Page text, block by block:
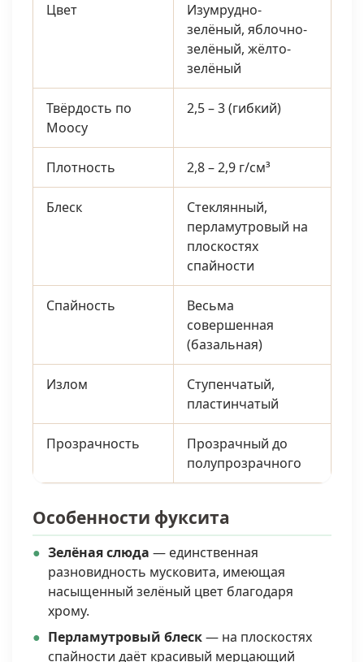
Цвет
Изумрудно-
зелёный, яблочно-
зелёный, жёлто-
зелёный
Твёрдость по
Моосу
2,5 – 3 (гибкий)
Плотность 2,8 – 2,9 г/см³
Блеск
Стеклянный,
перламутровый на
плоскостях
спайности
Спайность
Весьма
совершенная
(базальная)
Излом
Ступенчатый,
пластинчатый
Прозрачность
Прозрачный до
полупрозрачного
Особенности фуксита
Зелёная слюда — единственная
разновидность мусковита, имеющая
насыщенный зелёный цвет благодаря
хрому.
Перламутровый блеск— на плоскостях
спайности даёт красивый мерцающий